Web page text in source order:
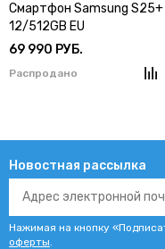
Смартфон Samsung S25+
12/512GB EU
69 990 РУБ.
Распродано
Новостная рассылка
Нажимая на кнопку
оферты.